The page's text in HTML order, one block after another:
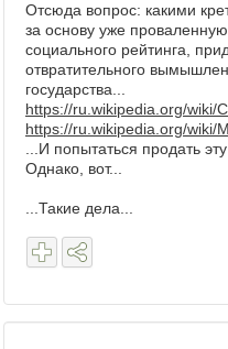
Отсюда вопрос: какими
за основу уже
социального рейтинга,
отвратительного
государства...
https://ru.wikipedia.org/wiki/
https://ru.wikipedia.org/
...И попытаться продать
Однако, вот...
...Такие дела...